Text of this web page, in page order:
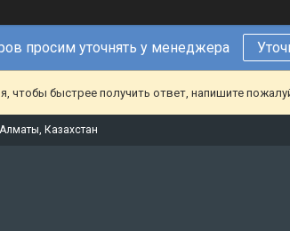
просим уточнять у менеджера
чтобы быстрее получить ответ, напишите
Казахстан